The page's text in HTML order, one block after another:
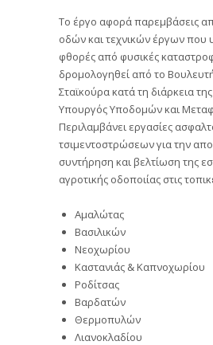
Το έργο αφορά παρεμβάσεις
οδών και τεχνικών έργων που
φθορές από φυσικές
δρομολογηθεί από το
Σταϊκούρα κατά τη διάρκεια
Υπουργός Υποδομών και
Περιλαμβάνει εργασίες
τσιμεντοστρώσεων για την
συντήρηση και βελτίωση της
αγροτικής οδοποιίας στις
Αμαλώτας
Βασιλικών
Νεοχωρίου
Καστανιάς & Καπνοχωρίου
Ροδίτσας
Βαρδατών
Θερμοπυλών
Λιανοκλαδίου